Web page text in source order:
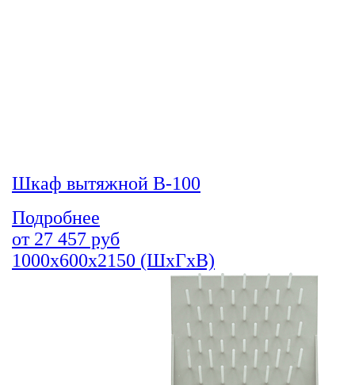
Шкаф вытяжной В-100
Подробнее
от 27 457 руб
1000х600х2150 (ШхГхВ)